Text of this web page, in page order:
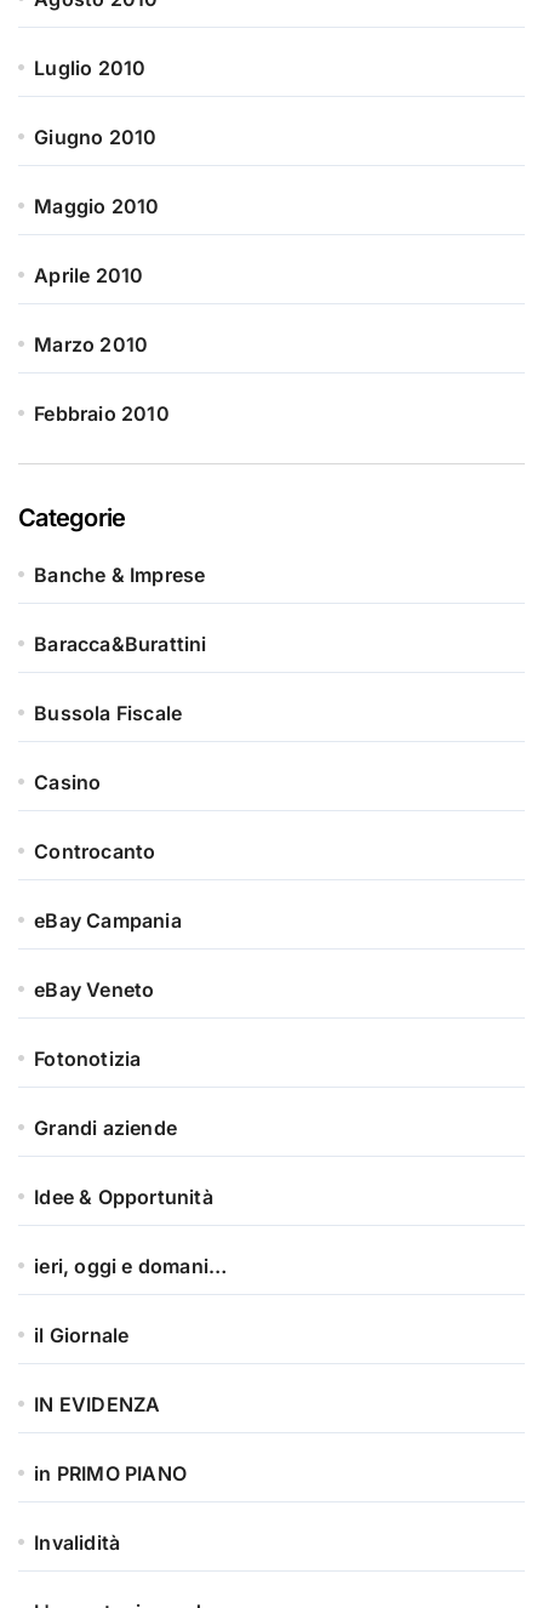
Luglio 2010
Giugno 2010
Maggio 2010
Aprile 2010
Marzo 2010
Febbraio 2010
Categorie
Banche & Imprese
Baracca&Burattini
Bussola Fiscale
Casino
Controcanto
eBay Campania
eBay Veneto
Fotonotizia
Grandi aziende
Idee & Opportunità
ieri, oggi e domani…
il Giornale
IN EVIDENZA
in PRIMO PIANO
Invalidità